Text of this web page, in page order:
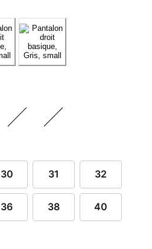
30 31 32
36 38 40